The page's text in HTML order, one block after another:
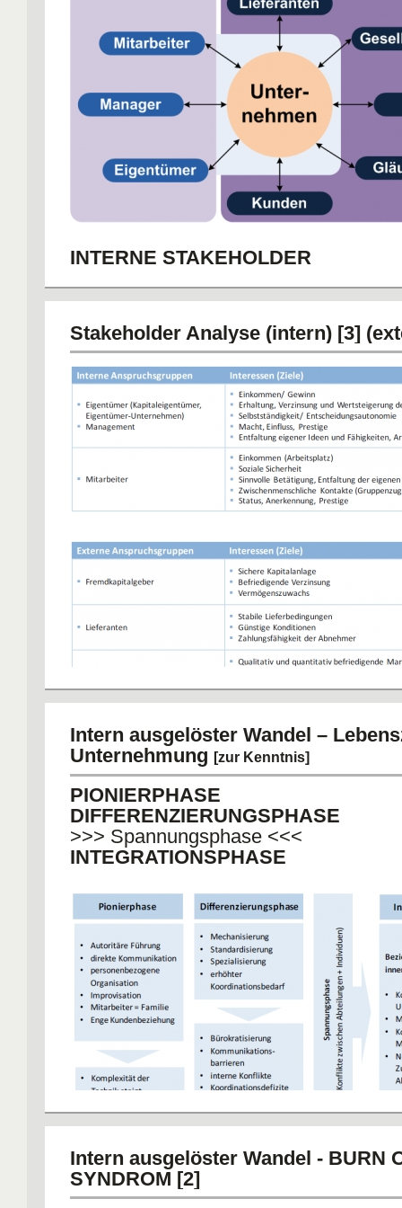
(3) Lieferanten (Verhandlungsmacht)
(4) Substitutionsprodukte
INTERNE STAKEHOLDER
Manager
Mitarbeiter
EXTERNE STAKEHOLDER
Lieferanten
Kunden
Gesellschaft
Staat
Fremdkapitalgeber (Gläubiger)
Stakeholder Analyse (intern) [3]
Intern ausgelöster Wandel –
Unternehmung [zur Kenntnis]
PIONIERPHASE
DIFFERENZIERUNGSPHASE
>>> Spannungsphase <<<
INTEGRATIONSPHASE
Intern ausgelöster Wandel - BURN
SYNDROM [2]